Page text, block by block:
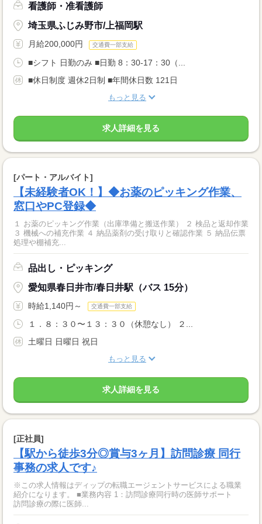
看護師・准看護師
埼玉県ふじみ野市/上福岡駅
月給200,000円 交通費一部支給
■シフト 日勤のみ ■日勤 8：30-17：30（...
■休日制度 週休2日制 ■年間休日数 121日
もっと見る
求人詳細を見る
[パート・アルバイト]
【未経験者OK！】◆お薬のピッキング作業、
窓口やPC登録◆
１ お薬のピッキング作業（出庫準備と搬送作業） ２ 検品と返却作業
３ 機械への補充作業 ４ 納品薬剤の受け取りと確認作業 ５ 納品伝票
処理や棚補充...
品出し・ピッキング
愛知県春日井市/春日井駅（バス 15分）
時給1,140円～ 交通費一部支給
１．８：３０〜１３：３０（休憩なし） ２...
土曜日 日曜日 祝日
もっと見る
求人詳細を見る
[正社員]
【駅から徒歩3分◎賞与3ヶ月】訪問診療 同行
事務の求人です♪
※この求人情報はディップの転職エージェントサービスによる職業
紹介になります。 ■業務内容 1：訪問診療同行時の医師サポート
訪問診療の際に医師...